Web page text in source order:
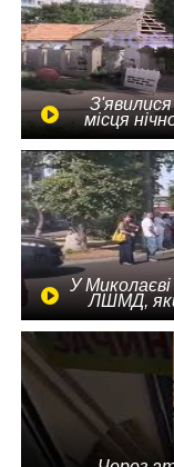
місця
У
ЛШМД,